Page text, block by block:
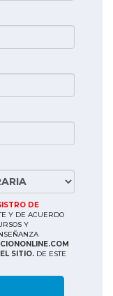
DE
Y DE ACUERDO
Y
SITIO. DE ESTE